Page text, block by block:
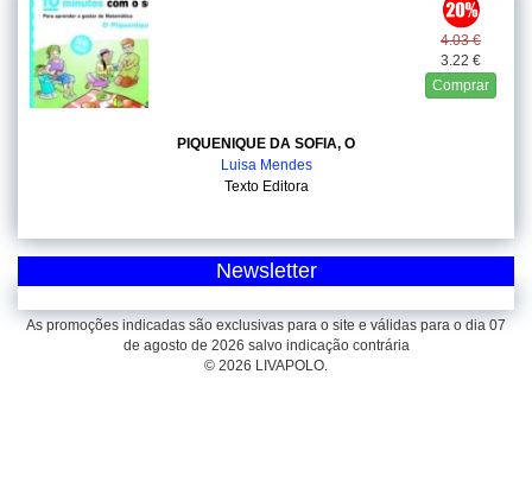
4.03 €
3.22 €
Comprar
PIQUENIQUE DA SOFIA, O
Luisa Mendes
Texto Editora
Newsletter
As promoções indicadas são exclusivas para o site e válidas para o dia 07
de agosto de 2026 salvo indicação contrária
© 2026 LIVAPOLO.